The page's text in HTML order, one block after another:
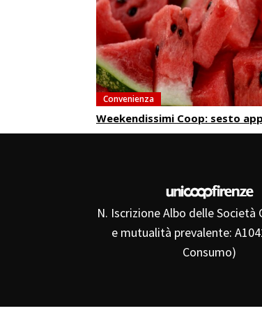
Convenienza
Weekendissimi Coop: sesto
N. Iscrizione Albo delle Società
e mutualità prevalente:
Consumo)